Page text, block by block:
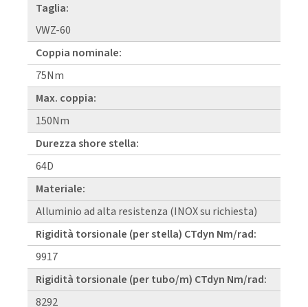
Taglia:
VWZ-60
Coppia nominale:
75Nm
Max. coppia:
150Nm
Durezza shore stella:
64D
Materiale:
Alluminio ad alta resistenza (INOX su richiesta)
Rigidità torsionale (per stella) CTdyn Nm/rad:
9917
Rigidità torsionale (per tubo/m) CTdyn Nm/rad:
8292